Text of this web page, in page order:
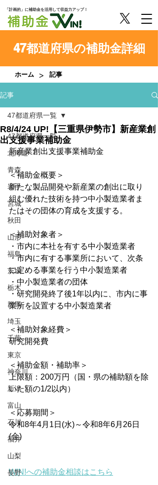
「計画的」に補助金を活用して収益力アップ！
47都道府県の補助金詳細
ホーム > 記事
記事
47都道府県一覧
北海道
青森
岩手
宮城
秋田
山形
福島
茨城
栃木
群馬
埼玉
千葉
東京
神奈川
新潟
富山
石川
福井
山梨
長野
47都道府県一覧
R8/4/24 UP!【三重県伊勢市】新産業創
出支援事業補助金
新産業創出支援事業補助金
＜補助金概要＞
新たな製品開発や新産業の創出に取り
組む優れた技術を持つ中小製造業者ま
たはその団体の育成を支援する。
＜補助対象者＞
・市内に本社を有する中小製造業者
・市内に有する事業所において、次条
に定める事業を行う中小製造業者
・中小製造業者の団体
・研究開発終了後1年以内に、市内に事
業所を設置する中小製造業者
＜補助対象経費＞
研究開発費
＜補助金額・補助率＞
上限額：200万円（国・県の補助額を除
いた額の1/2以内）
＜応募期間＞
令和8年4月1日(水)～令和8年6月26日
(金)
WIN!への補助金相談はこちら